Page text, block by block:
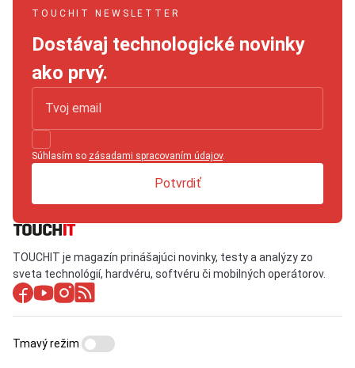
TOUCHIT NEWSLETTER
Dostávaj technologické novinky
ako prvý.
Súhlasím so zásadami spracovaním údajov.
Potvrdiť
TOUCHIT je magazín prinášajúci novinky, testy a analýzy zo
sveta technológií, hardvéru, softvéru či mobilných operátorov.
Tmavý režim